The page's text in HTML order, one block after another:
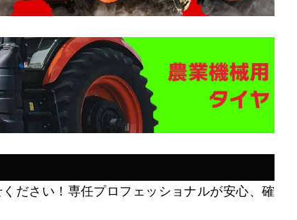
ださい！専任プロフェッショナルが安心、確